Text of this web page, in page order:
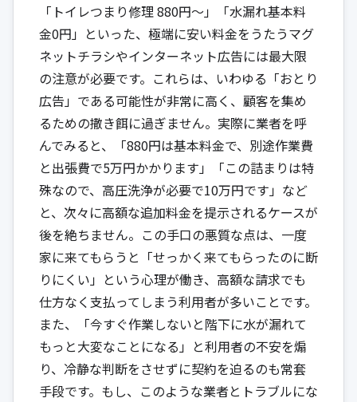
「トイレつまり修理 880円〜」「水漏れ基本料
金0円」といった、極端に安い料金をうたうマグ
ネットチラシやインターネット広告には最大限
の注意が必要です。これらは、いわゆる「おとり
広告」である可能性が非常に高く、顧客を集め
るための撒き餌に過ぎません。実際に業者を呼
んでみると、「880円は基本料金で、別途作業費
と出張費で5万円かかります」「この詰まりは特
殊なので、高圧洗浄が必要で10万円です」など
と、次々に高額な追加料金を提示されるケースが
後を絶ちません。この手口の悪質な点は、一度
家に来てもらうと「せっかく来てもらったのに断
りにくい」という心理が働き、高額な請求でも
仕方なく支払ってしまう利用者が多いことです。
また、「今すぐ作業しないと階下に水が漏れて
もっと大変なことになる」と利用者の不安を煽
り、冷静な判断をさせずに契約を迫るのも常套
手段です。もし、このような業者とトラブルにな